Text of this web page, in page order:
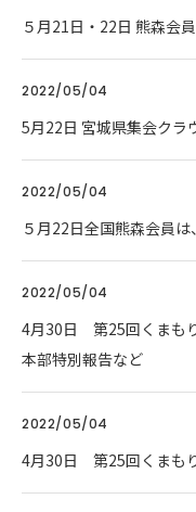
５月21日・22日 熊森会
2022/05/04
5月22日 宮城県集会クラ
2022/05/04
５月22日全国熊森会員
2022/05/04
4月30日 第25回くまも
本部特別報告など
2022/05/04
4月30日 第25回くまも